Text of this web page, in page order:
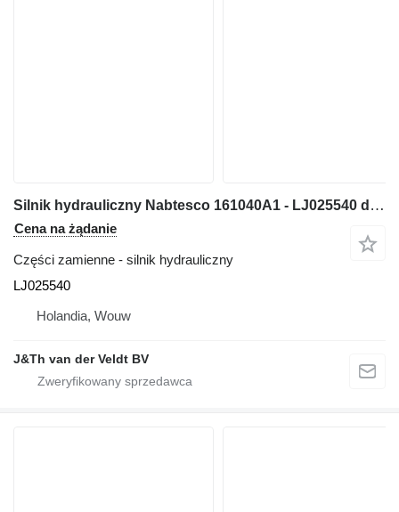
Silnik hydrauliczny Nabtesco 161040A1 - LJ025540 do maszyn budowlanych CX130C CX130D
Cena na żądanie
Części zamienne - silnik hydrauliczny
LJ025540
Holandia, Wouw
J&Th van der Veldt BV